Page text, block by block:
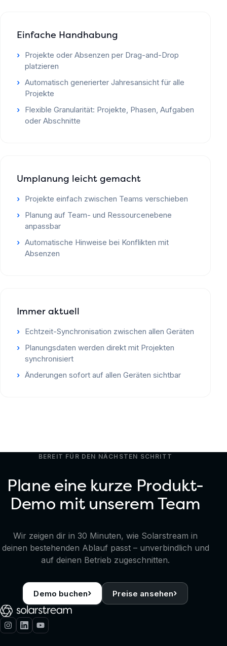
Einfache Handhabung
Projekte oder Absenzen per Drag-and-Drop
platzieren
Automatisch generierter Jahresansicht für alle
Projekte
Flexible Granularität: Projekte, Phasen, Aufgaben
oder Abschnitte
Umplanung leicht gemacht
Projekte einfach zwischen Teams verschieben
Planung auf Team- und Ressourcenebene
anpassbar
Automatische Hinweise bei Konflikten mit
Absenzen
Immer aktuell
Echtzeit-Synchronisation zwischen allen Geräten
Planungsdaten werden direkt mit Projekten
synchronisiert
Änderungen sofort auf allen Geräten sichtbar
BEREIT FÜR DEN NÄCHSTEN SCHRITT
Plane eine kurze Produkt-
Demo mit unserem Team
Wir zeigen dir in 30 Minuten, wie Solarstream in
deinen bestehenden Ablauf passt – unverbindlich und
auf deinen Betrieb zugeschnitten.
Demo buchen› Preise ansehen›